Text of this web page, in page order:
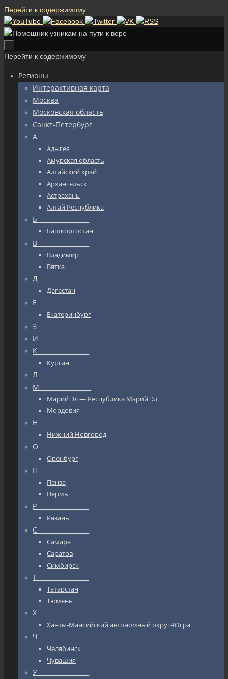
Перейти к содержимому
Перейти к содержимому
Регионы
Интерактивная карта
Москва
Московская область
Санкт-Петербург
А_________________
Адыгея
Амурская область
Алтайский край
Архангельск
Астрахань
Алтай Республика
Б_________________
Башкортостан
В_________________
Владимир
Вятка
Д_________________
Дагестан
Е_________________
Екатеринбург
З_________________
И_________________
К_________________
Курган
Л_________________
М_________________
Марий Эл — Республика Марий Эл
Мордовия
Н_________________
Нижний Новгород
О_________________
Оренбург
П_________________
Пенза
Пермь
Р_________________
Рязань
С_________________
Самара
Саратов
Симбирск
Т_________________
Татарстан
Тюмень
Х_________________
Ханты-Мансийский автономный округ-Югра
Ч_________________
Челябинск
Чувашия
У_________________